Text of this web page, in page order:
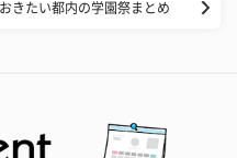
きたい都内の学園祭まとめ